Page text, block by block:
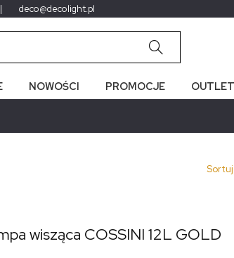
| deco@decolight.pl
NOWOŚCI PROMOCJE
Sortuj
wisząca COSSINI 12L GOLD